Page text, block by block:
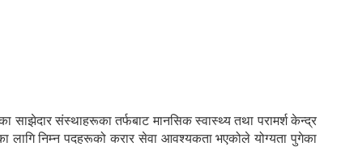
साझेदार संस्थाहरूका तर्फबाट मानसिक स्वास्थ्य तथा परामर्श केन्द्र
लागि निम्न पदहरूको करार सेवा आवश्यकता भएकोले योग्यता पुगेका